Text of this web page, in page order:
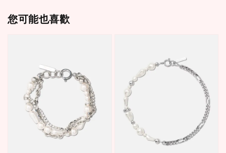
您可能也喜歡